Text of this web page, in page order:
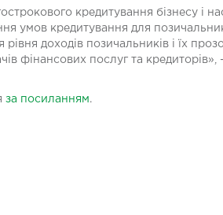
кредитування бізнесу і
умов кредитування для
доходів позичальників і їх
фінансових послуг та
за посиланням.